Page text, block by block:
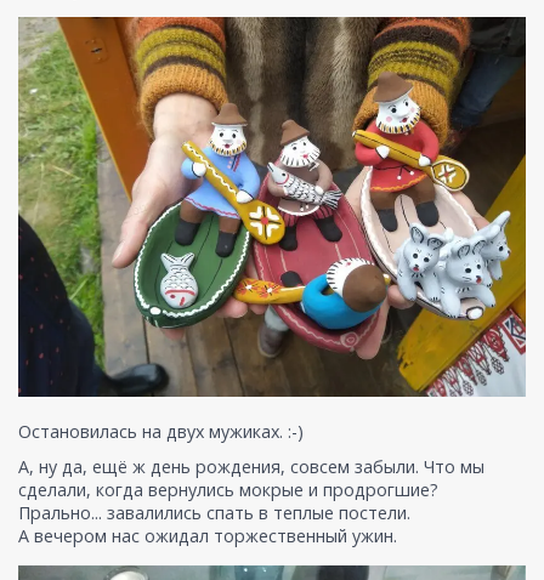
Остановилась на двух мужиках. :-)
А, ну да, ещё ж день рождения, совсем забыли. Что мы
сделали, когда вернулись мокрые и продрогшие?
Прально... завалились спать в теплые постели.
А вечером нас ожидал торжественный ужин.